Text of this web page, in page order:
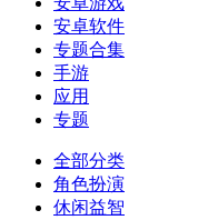
安卓软件
专题合集
手游
应用
专题
全部分类
角色扮演
休闲益智